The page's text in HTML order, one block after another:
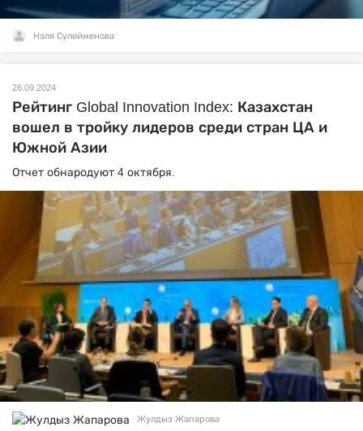
Нэля Сулейменова
26.09.2024
Рейтинг Global Innovation Index: Казахстан
вошел в тройку лидеров среди стран ЦА и
Южной Азии
Отчет обнародуют 4 октября.
Жулдыз Жапарова